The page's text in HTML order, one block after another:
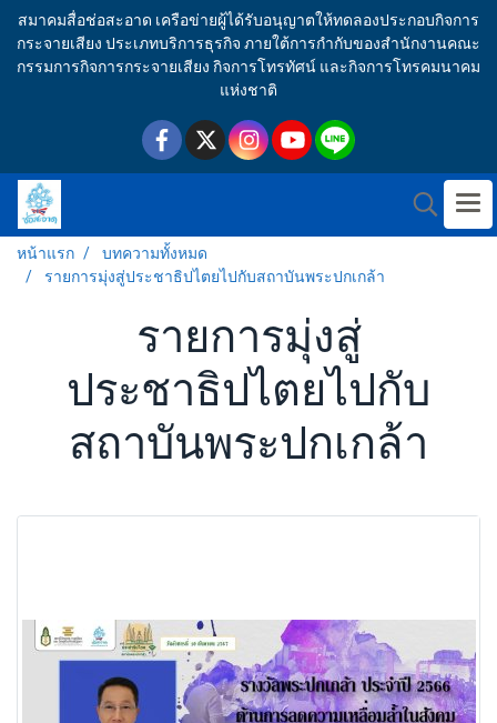
สมาคมสื่อช่อสะอาด เครือข่ายผู้ได้รับอนุญาตให้ทดลองประกอบกิจการ
กระจายเสียง ประเภทบริการธุรกิจ ภายใต้การกำกับของสำนักงานคณะ
กรรมการกิจการกระจายเสียง กิจการโทรทัศน์ และกิจการโทรคมนาคม
แห่งชาติ
หน้าแรก
บทความทั้งหมด
รายการมุ่งสู่ประชาธิปไตยไปกับสถาบันพระปกเกล้า
รายการมุ่งสู่
ประชาธิปไตยไปกับ
สถาบันพระปกเกล้า